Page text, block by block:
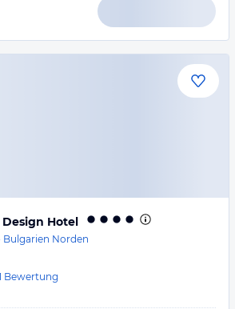
Design Hotel
Bulgarien Norden
Bewertung